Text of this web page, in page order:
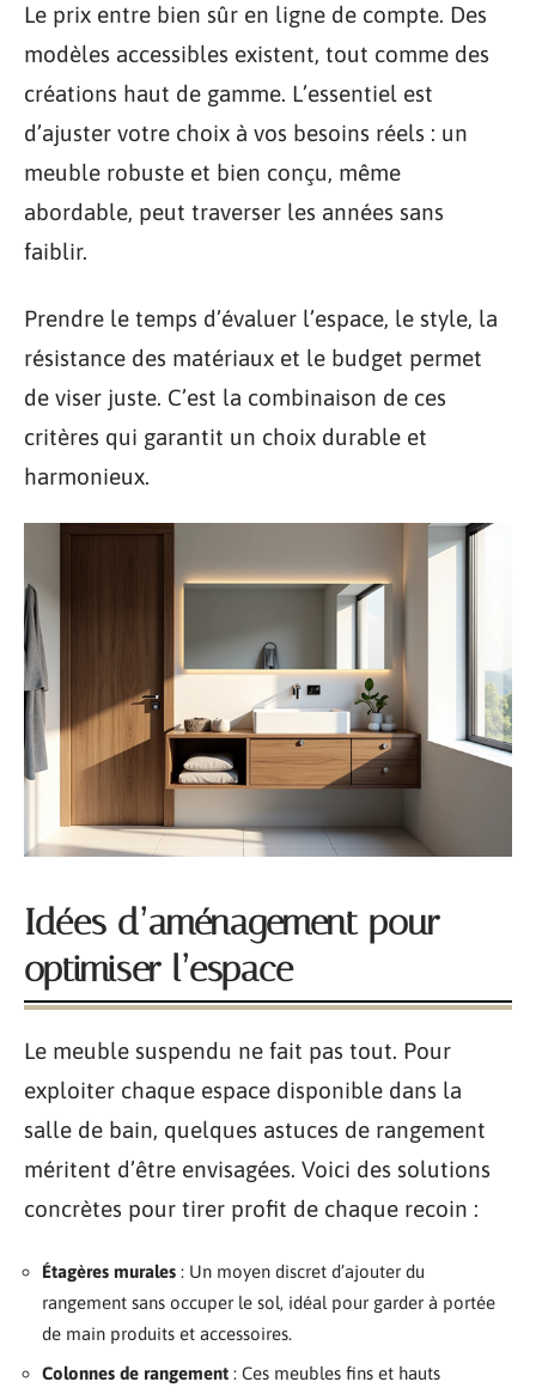
Le prix entre bien sûr en ligne de compte. Des
modèles accessibles existent, tout comme des
créations haut de gamme. L’essentiel est
d’ajuster votre choix à vos besoins réels : un
meuble robuste et bien conçu, même
abordable, peut traverser les années sans
faiblir.
Prendre le temps d’évaluer l’espace, le style, la
résistance des matériaux et le budget permet
de viser juste. C’est la combinaison de ces
critères qui garantit un choix durable et
harmonieux.
Idées d’aménagement pour
optimiser l’espace
Le meuble suspendu ne fait pas tout. Pour
exploiter chaque espace disponible dans la
salle de bain, quelques astuces de rangement
méritent d’être envisagées. Voici des solutions
concrètes pour tirer profit de chaque recoin :
Étagères murales : Un moyen discret d’ajouter du
rangement sans occuper le sol, idéal pour garder à portée
de main produits et accessoires.
Colonnes de rangement : Ces meubles fins et hauts